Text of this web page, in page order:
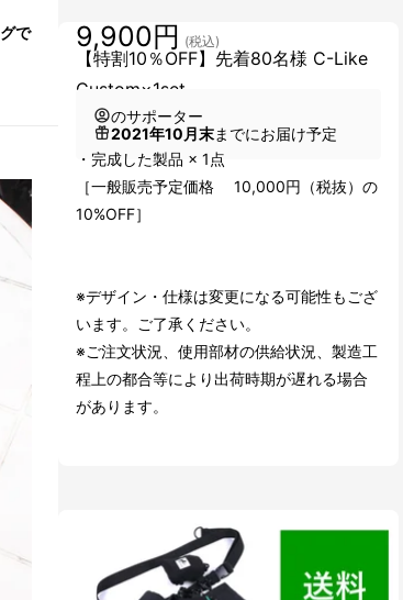
で
【特割10％OFF】先着80名様 C-Like
Custom×1set
9,900円 (税込)
のサポーター
2021年10月末までにお届け予定
・完成した製品 × 1点
［一般販売予定価格 10,000円（税抜）の
10%OFF］
※デザイン・仕様は変更になる可能性もござ
います。ご了承ください。
※ご注文状況、使用部材の供給状況、製造工
程上の都合等により出荷時期が遅れる場合
があります。